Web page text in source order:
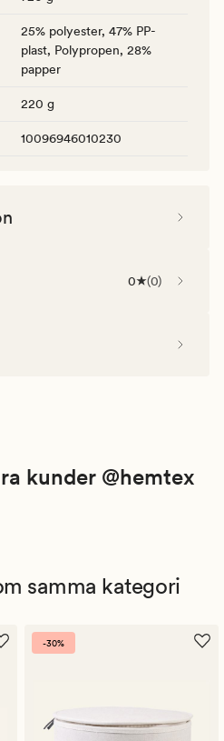
25% polyester, 47% PP-
plast, Polypropen, 28%
papper
220 g
10096946010230
0 (0)
kunder @hemtex
samma kategori
-30%